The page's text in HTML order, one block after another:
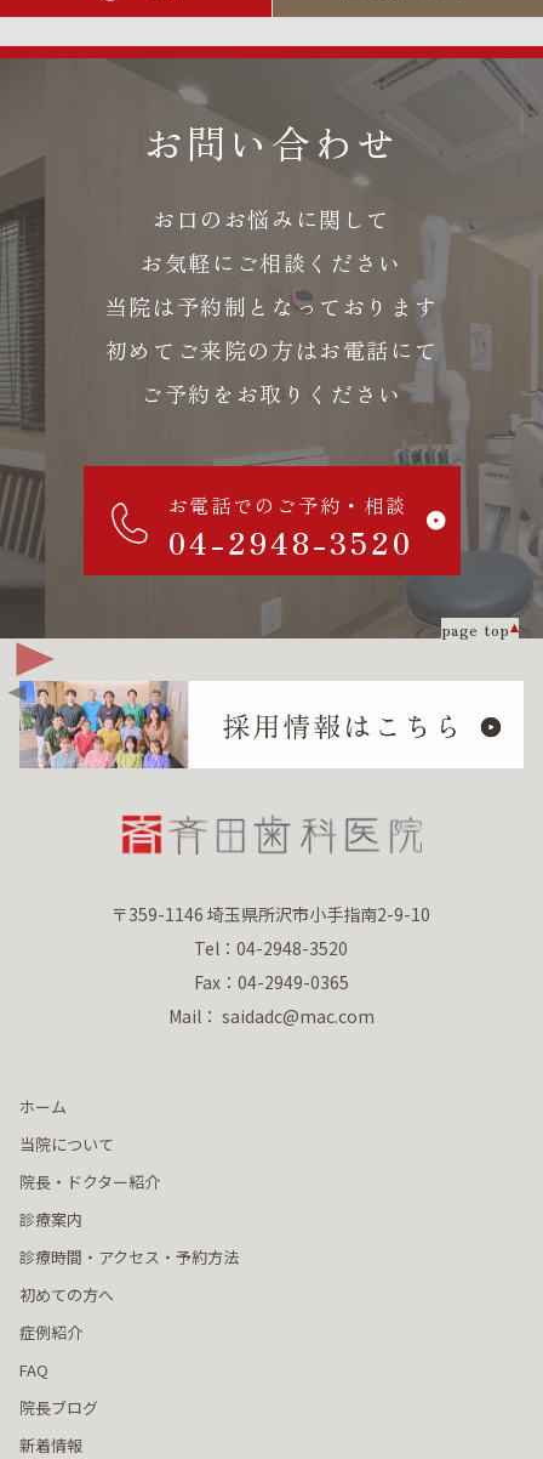
お問い合わせ
お口のお悩みに関して
お気軽にご相談ください
当院は予約制となっております
初めてご来院の方はお電話にて
ご予約をお取りください
お電話でのご予約・相談
04-2948-3520
page top
〒359-1146 埼玉県所沢市小手指南2-9-10
Tel：04-2948-3520
Fax：04-2949-0365
Mail： saidadc@mac.com
ホーム
当院について
院長・ドクター紹介
診療案内
診療時間・アクセス・予約方法
初めての方へ
症例紹介
FAQ
院長ブログ
新着情報